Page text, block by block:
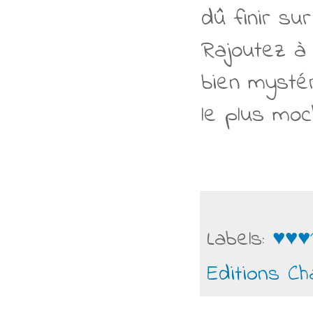
dû finir
Rajoutez
bien
le plus
Labels:
Editions